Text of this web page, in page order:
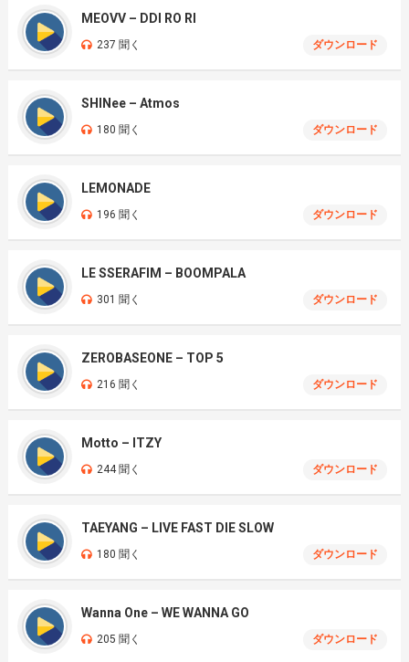
MEOVV – DDI RO RI
237 聞く ダウンロード
SHINee – Atmos
180 聞く ダウンロード
LEMONADE
196 聞く ダウンロード
LE SSERAFIM – BOOMPALA
301 聞く ダウンロード
ZEROBASEONE – TOP 5
216 聞く ダウンロード
Motto – ITZY
244 聞く ダウンロード
TAEYANG – LIVE FAST DIE SLOW
180 聞く ダウンロード
Wanna One – WE WANNA GO
205 聞く ダウンロード